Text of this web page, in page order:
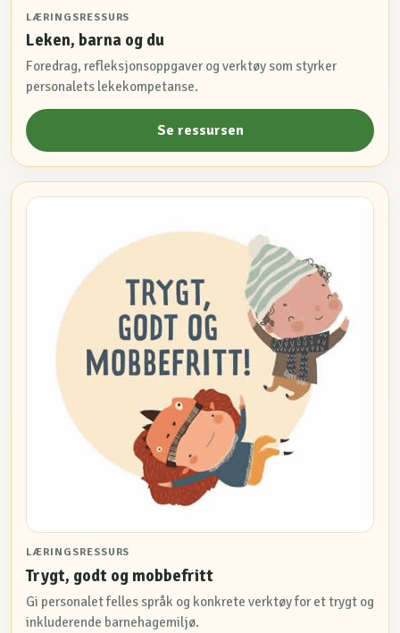
LÆRINGSRESSURS
Leken, barna og du
Foredrag, refleksjonsoppgaver og verktøy som styrker
personalets lekekompetanse.
Se ressursen
LÆRINGSRESSURS
Trygt, godt og mobbefritt
Gi personalet felles språk og konkrete verktøy for et trygt og
inkluderende barnehagemiljø.